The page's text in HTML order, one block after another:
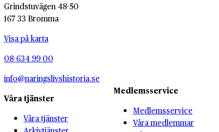
Grindstuvägen 48-50
167 33 Bromma
Visa på karta
08-634 99 00
info@naringslivshistoria.se
Våra tjänster
Våra tjänster
Medlemsservice
Medlemsservice
Våra medlemmar